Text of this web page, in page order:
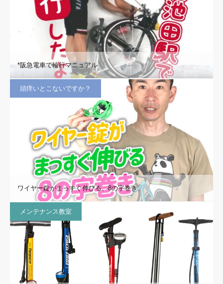
*阪急電車で輪行マニュアル
頭痒いとこないですか？
ワイヤー錠がまっすぐ伸びる、8の字巻き
メンテナンス教室